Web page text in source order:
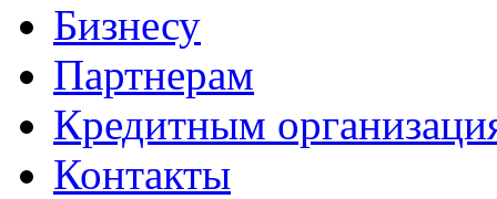
Бизнесу
Партнерам
Кредитным
Контакты